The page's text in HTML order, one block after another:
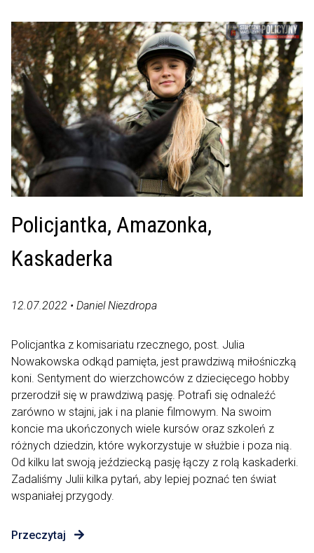
Policjantka, Amazonka,
Kaskaderka
12.07.2022 • Daniel Niezdropa
Policjantka z komisariatu rzecznego, post. Julia
Nowakowska odkąd pamięta, jest prawdziwą miłośniczką
koni. Sentyment do wierzchowców z dziecięcego hobby
przerodził się w prawdziwą pasję. Potrafi się odnaleźć
zarówno w stajni, jak i na planie filmowym. Na swoim
koncie ma ukończonych wiele kursów oraz szkoleń z
różnych dziedzin, które wykorzystuje w służbie i poza nią.
Od kilku lat swoją jeździecką pasję łączy z rolą kaskaderki.
Zadaliśmy Julii kilka pytań, aby lepiej poznać ten świat
wspaniałej przygody.
Przeczytaj